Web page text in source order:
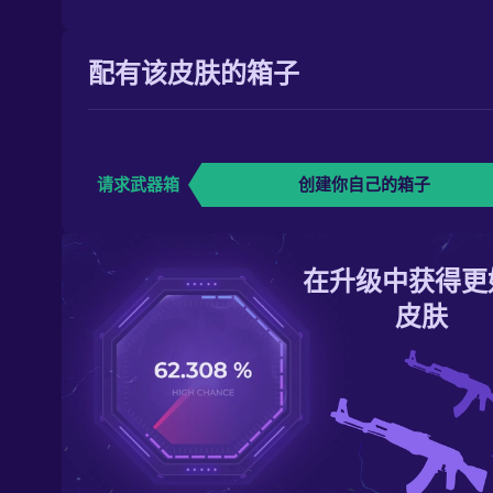
配有该皮肤的箱子
请求武器箱 创建你自己的箱子
在升级中获得
皮肤